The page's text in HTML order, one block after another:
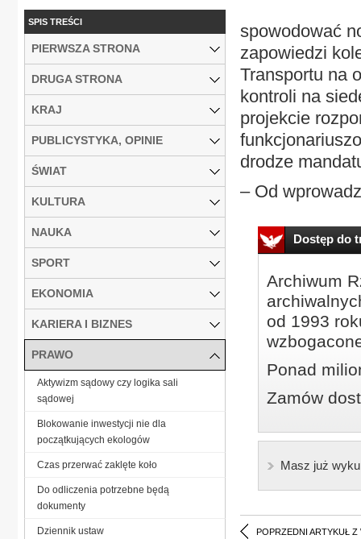
spowodować
zapowiedzi
Transportu na
kontroli na
projekcie
drodze
– Od
Dostęp do
Archiwum
od 1993
Ponad
Zamów
Masz już
POPRZEDNI ARTYKUŁ Z
SPIS TREŚCI
PIERWSZA STRONA
DRUGA STRONA
KRAJ
PUBLICYSTYKA, OPINIE
ŚWIAT
KULTURA
NAUKA
SPORT
EKONOMIA
KARIERA I BIZNES
PRAWO
Aktywizm sądowy czy logika sali
sądowej
Blokowanie inwestycji nie dla
początkujących ekologów
Czas przerwać zaklęte koło
Do odliczenia potrzebne będą
dokumenty
Dziennik ustaw